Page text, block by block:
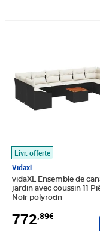
Livr. offerte
Vidaxl
vidaXL Ensemble de
jardin avec coussin 11
Noir polyrotin
772,89€